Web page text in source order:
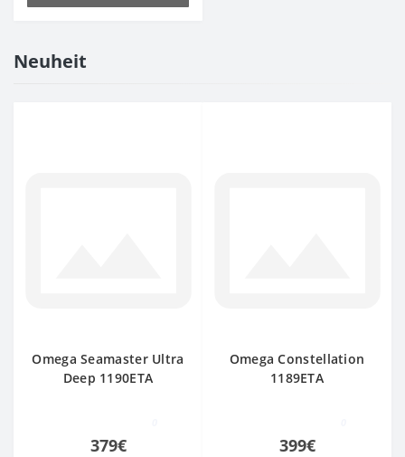
Neuheit
Omega Seamaster Ultra
Deep 1190ETA
379€
Omega Constellation
1189ETA
399€